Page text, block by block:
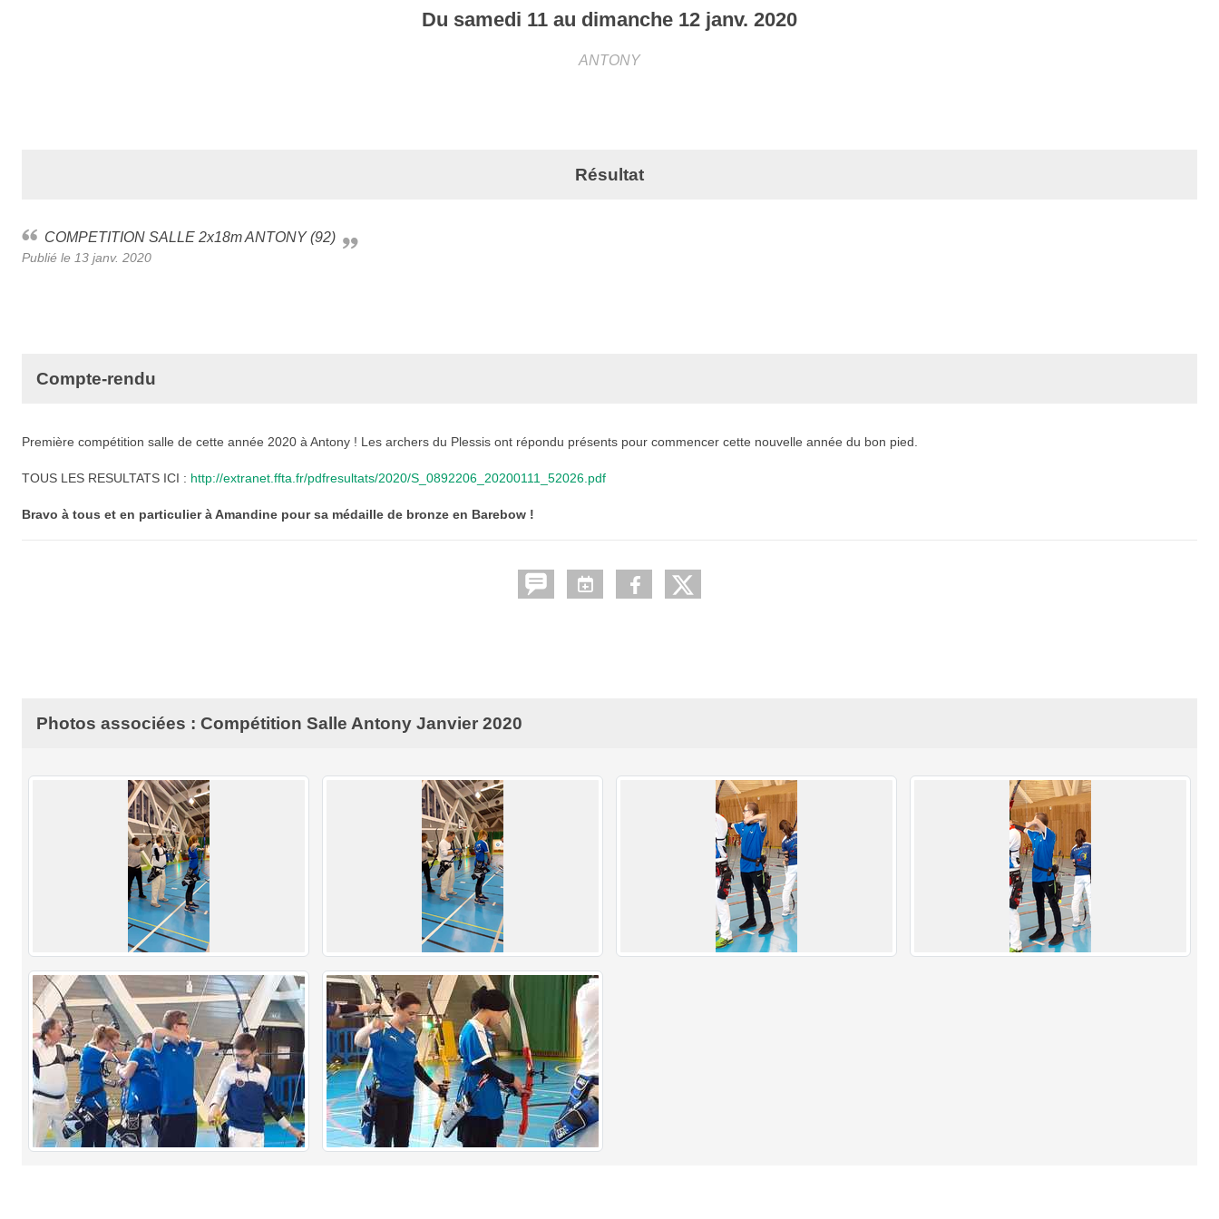
Du samedi 11 au dimanche 12 janv. 2020
ANTONY
Résultat
COMPETITION SALLE 2x18m ANTONY (92)
Publié le 13 janv. 2020
Compte-rendu
Première compétition salle de cette année 2020 à Antony ! Les archers du Plessis ont répondu présents pour commencer cette nouvelle année du bon pied.
TOUS LES RESULTATS ICI : http://extranet.ffta.fr/pdfresultats/2020/S_0892206_20200111_52026.pdf
Bravo à tous et en particulier à Amandine pour sa médaille de bronze en Barebow !
Photos associées : Compétition Salle Antony Janvier 2020